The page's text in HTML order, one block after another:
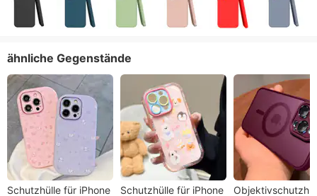
ähnliche Gegenstände
Schutzhülle für iPhone
Schutzhülle für iPhone